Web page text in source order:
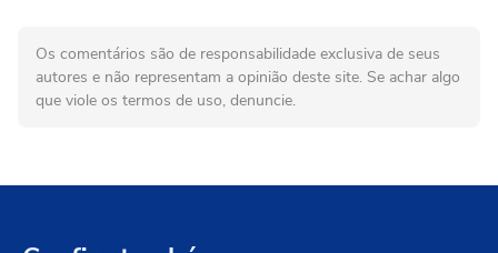
Os comentários são de responsabilidade exclusiva de seus
autores e não representam a opinião deste site. Se achar algo
que viole os termos de uso, denuncie.